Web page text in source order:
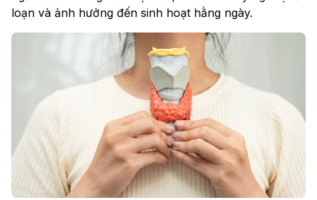
loạn và ảnh hưởng đến sinh hoạt hằng ngày.